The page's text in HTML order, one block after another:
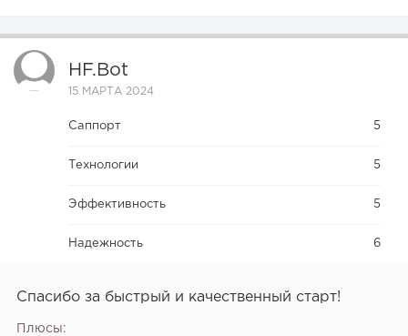
HF.bot
15 МАРТА 2024
Саппорт 5
Технологии 5
Эффективность 5
Надежность 6
Спасибо за быстрый и качественный старт!
Плюсы: